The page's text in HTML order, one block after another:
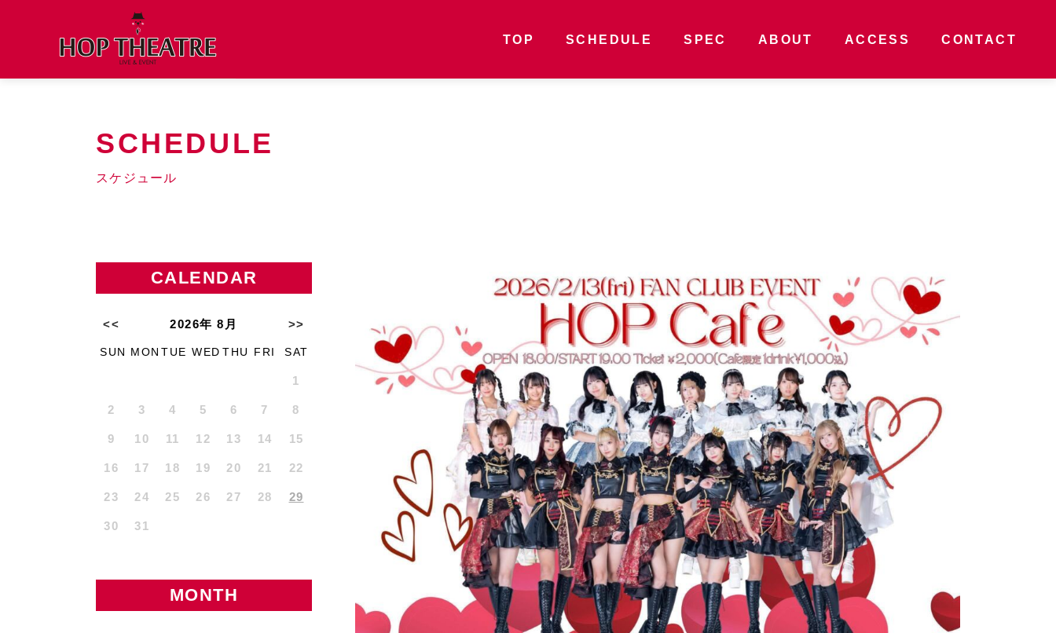
TOP SCHEDULE SPEC ABOUT ACCESS CONTACT
SCHEDULE
スケジュール
CALENDAR
<< 2026年 8月 >>
SUN MON TUE WED THU FRI SAT
1
2 3 4 5 6 7 8
9 10 11 12 13 14 15
16 17 18 19 20 21 22
23 24 25 26 27 28 29
30 31
MONTH